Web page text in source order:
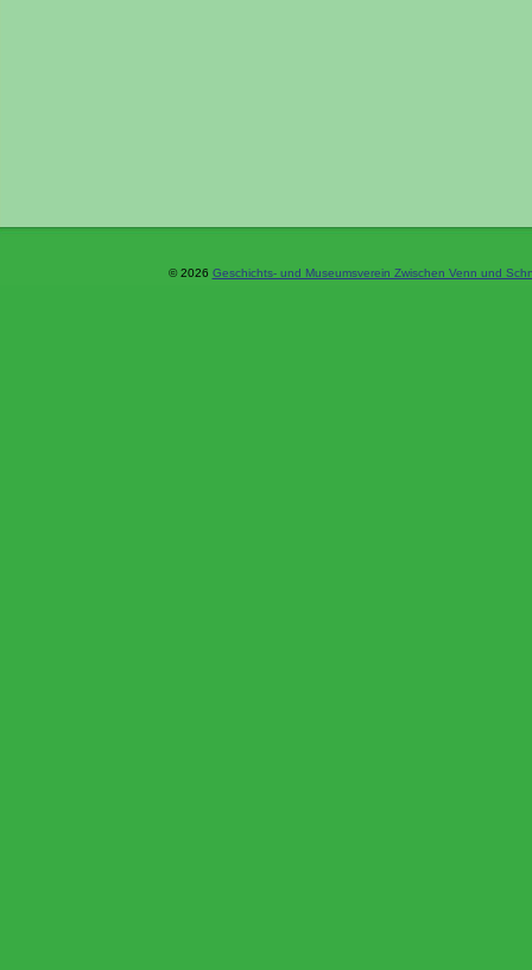
© 2026 Geschichts- und Museumsverein Zwischen Venn und